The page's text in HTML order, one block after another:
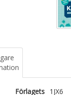
Förlagets 1JX6